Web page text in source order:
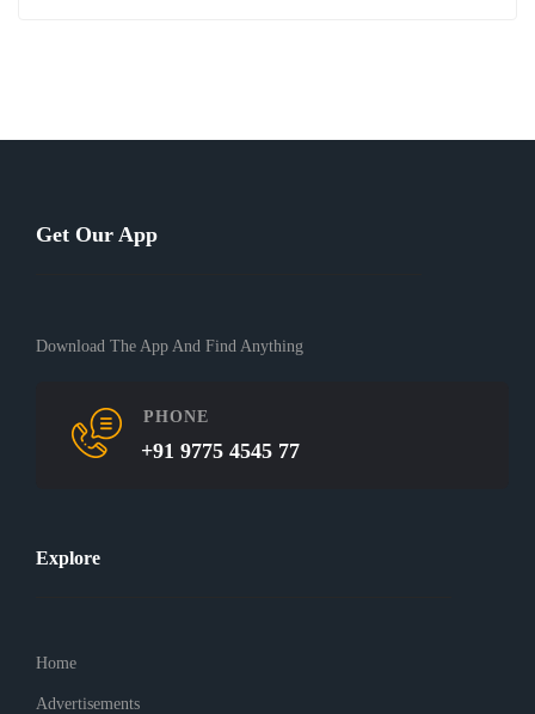
Get Our App
Download The App And Find Anything
PHONE
+91 9775 4545 77
Explore
Home
Advertisements